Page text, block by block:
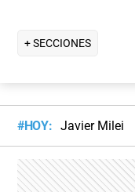
+ SECCIONES
#HOY: Javier Milei